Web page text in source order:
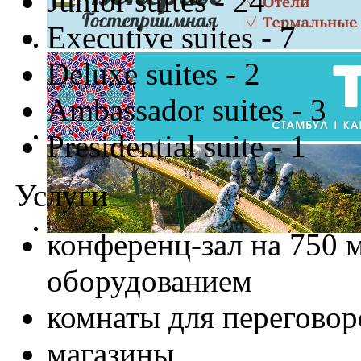
Executive suites - 7
Deluxe suites - 2
Ambassador suites - 3
Presidential suite - 1
Услуги
конференц-зал на 750
оборудованием
комнаты для
магазины